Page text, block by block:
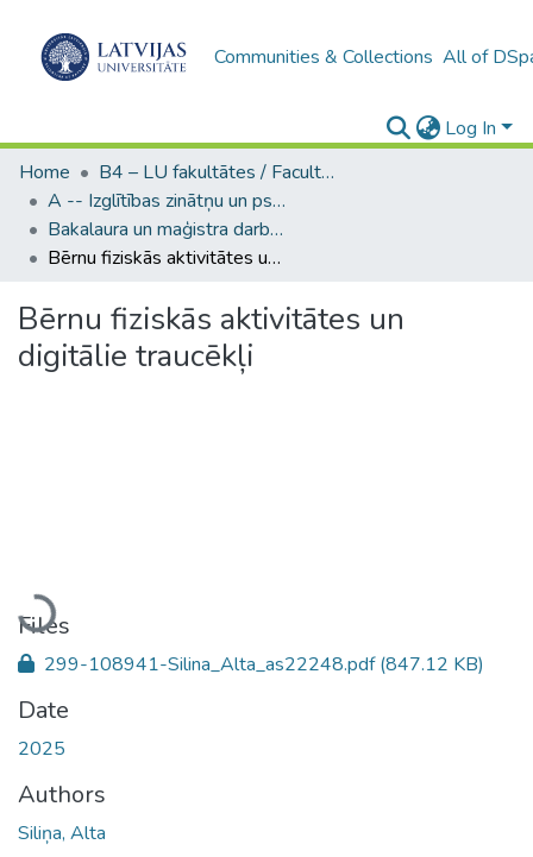
Communities & Collections All of
Log In
Home
B4 – LU fakultātes / Faculties of the UL
A -- Izglītības zinātņu un psiholoģijas fakultāte / Faculty of Education Sciences and Psychology
Bakalaura un maģistra darbi (PPMF) / Bachelor's and Master's theses
Bērnu fiziskās aktivitātes un digitālie traucēkļi
Bērnu fiziskās aktivitātes un
digitālie traucēkļi
Loading...
Files
299-108941-Silina_Alta_as22248.pdf(847.12 KB)
Date
2025
Authors
Siliņa, Alta